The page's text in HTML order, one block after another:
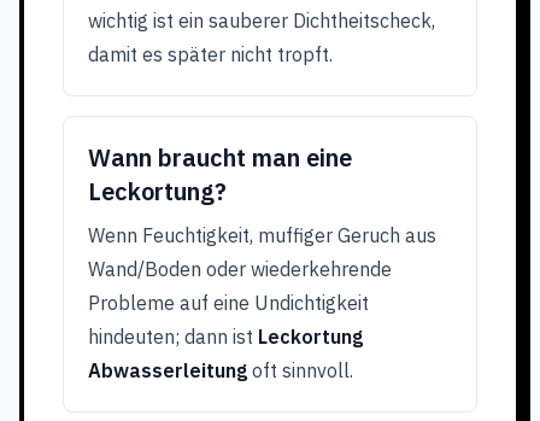
wichtig ist ein sauberer Dichtheitscheck,
damit es später nicht tropft.
Wann braucht man eine
Leckortung?
Wenn Feuchtigkeit, muffiger Geruch aus
Wand/Boden oder wiederkehrende
Probleme auf eine Undichtigkeit
hindeuten; dann ist Leckortung
Abwasserleitung oft sinnvoll.